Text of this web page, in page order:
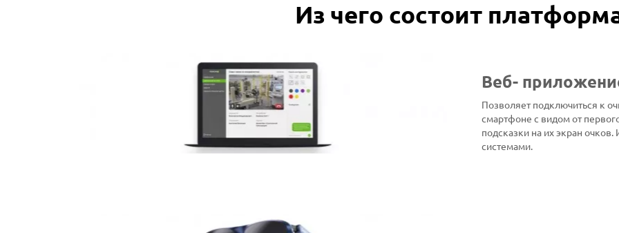
Из чего состоит
Веб-
Позволяет подключиться к
смартфоне с видом от
подсказки на их экран очков.
системами.